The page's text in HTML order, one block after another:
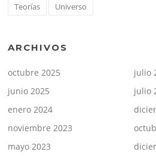
Teorías
Universo
ARCHIVOS
octubre 2025
julio
junio 2025
julio
enero 2024
noviembre 2023
mayo 2023